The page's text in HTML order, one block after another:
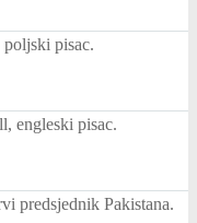
pisac.
engleski pisac.
predsjednik Pakistana.